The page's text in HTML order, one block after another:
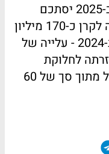
הקרן צופה שהתזרים מנכסים ב-2025 יסתכם
ב-250 מיליון שקל, מתוכם יעלה לקרן כ-170 מיליון
שקל, לעומת 110 מיליון שקל ב-2024 - עלייה של
לחלוקת
דיבידנד - מחלקת 15 מיליון שקל מתוך סך של 60